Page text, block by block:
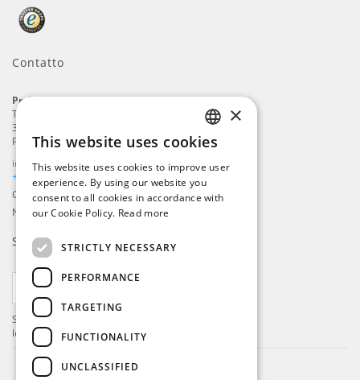
Contatto
ProFlags B.V.
Tilbury 8
3897 AC
Paesi Bassi
info@beachflags.com
+31 (0) 85 401 4648
Camera di Commercio: 92559840
Numero IVA: NL866099657B01
Si iscrivi alla nostraNewsletter
Si registri per ricevere gli ultimi aggiornamenti e
le ultime offerte!
ENGLISH
DUTCH
GERMAN
×
This website uses cookies
This website uses cookies to improve user
experience. By using our website you
consent to all cookies in accordance with
our Cookie Policy. Read more
STRICTLY NECESSARY
PERFORMANCE
TARGETING
FUNCTIONALITY
UNCLASSIFIED